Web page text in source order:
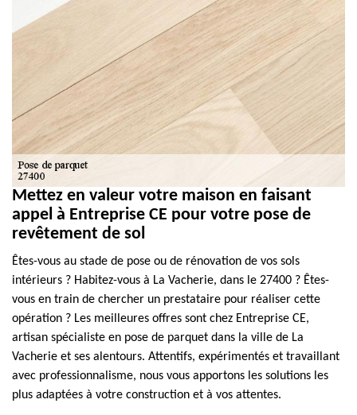
Mettez en valeur votre maison en faisant
appel à Entreprise CE pour votre pose de
revêtement de sol
Êtes-vous au stade de pose ou de rénovation de vos sols
intérieurs ? Habitez-vous à La Vacherie, dans le 27400 ? Êtes-
vous en train de chercher un prestataire pour réaliser cette
opération ? Les meilleures offres sont chez Entreprise CE,
artisan spécialiste en pose de parquet dans la ville de La
Vacherie et ses alentours. Attentifs, expérimentés et travaillant
avec professionnalisme, nous vous apportons les solutions les
plus adaptées à votre construction et à vos attentes.